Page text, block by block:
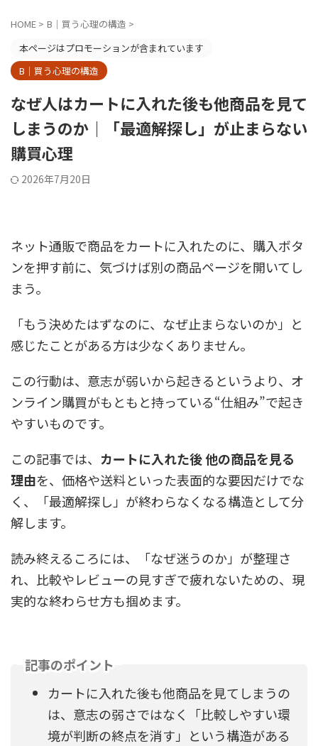
HOME > B｜買う心理の構造 >
本ページはプロモーションが含まれています
B｜買う心理の構造
なぜ人はカートに入れた後も他商品を見て
しまうのか｜「最適解探し」が止まらない
購買心理
2026年7月20日
ネット通販で商品をカートに入れたのに、購入ボタ
ンを押す前に、気づけば別の商品ページを開いてし
まう。
「もう決めたはずなのに、なぜ止まらないのか」と
感じたことがある方は少なくありません。
この行動は、意志が弱いから起きるというより、オ
ンライン購買がもともと持っている“仕組み”で起き
やすいものです。
この記事では、 カートに入れた後 他の商品を見る
理由を、価格や送料といった表面的な要因だけでな
く、「最適解探し」が終わらなくなる構造として分
解します。
読み終えるころには、「なぜ迷うのか」が整理さ
れ、比較やレビューの見すぎで疲れないための、現
実的な終わらせ方も掴めます。
記事のポイント
カートに入れた後も他商品を見てしまうの
は、意志の弱さではなく「比較しやすい環
境が判断の終点を消す」という構造がある